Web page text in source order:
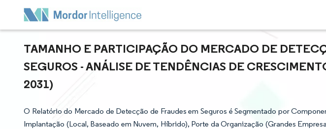
TAMANHO E PARTICIPAÇÃO DO MERCADO DE
SEGUROS - ANÁLISE DE TENDÊNCIAS DE
2031)
O Relatório do Mercado de Detecção de Fraudes em Seguros é Segmentado por
Implantação (Local, Baseado em Nuvem, Híbrido), Porte da Organização (Grandes